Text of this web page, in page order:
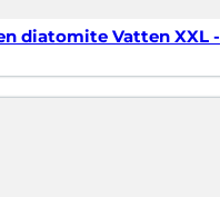
diatomite Vatten XXL -